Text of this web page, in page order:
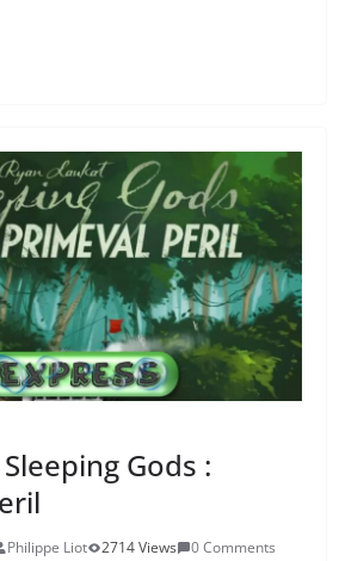
Gods :
Philippe Liot 2714 Views
0 Comments